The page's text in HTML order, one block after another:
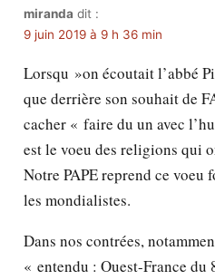
miranda dit :
9 juin 2019 à 9 h 36 min
Lorsqu »on écoutait l’abbé
que derrière son souhait de
cacher « faire du un avec
est le voeu des religions qui
Notre PAPE reprend ce voeu
les mondialistes.
Dans nos contrées,
« entendu : Ouest-France du